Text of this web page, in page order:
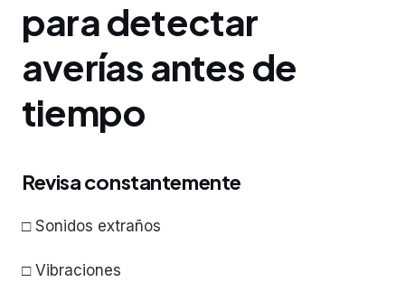
para detectar
averías antes de
tiempo
Revisa constantemente
□ Sonidos extraños
□ Vibraciones